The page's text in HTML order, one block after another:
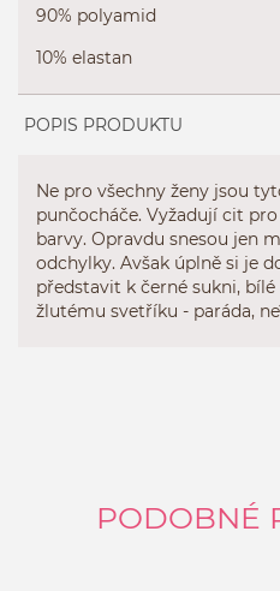
90% polyamid
10% elastan
POPIS PRODUKTU
Ne pro všechny ženy jsou
punčocháče. Vyžadují cit
barvy. Opravdu snesou jen
odchylky. Avšak úplně si je
představit k černé sukni, bílé
žlutému svetříku - paráda,
PODOBNÉ